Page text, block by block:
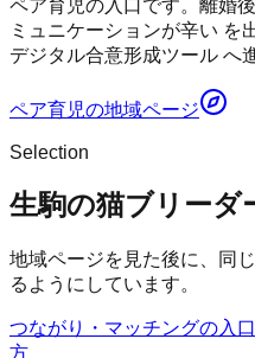
ペア育児の入口です。離婚
ミュニケーションが辛い を
デジタル合意形成ツール へ
ペア育児の地域ページ
Selection
生駒の猫ブリーダ
地域ページを見た後に、同
るようにしています。
つながり・マッチングの入口
方